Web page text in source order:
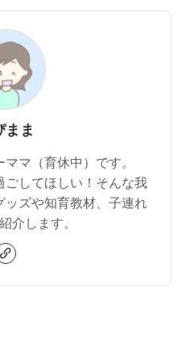
まま
マ（育休中）です。
ごしてほしい！そんな我
ズや知育教材、子連れ
介します。